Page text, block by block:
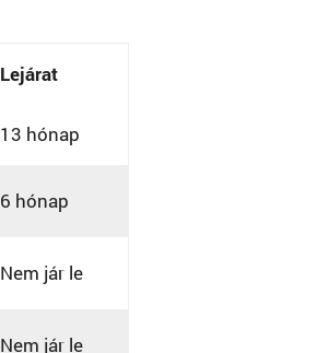
Lejárat
13 hónap
6 hónap
Nem jár le
Nem jár le